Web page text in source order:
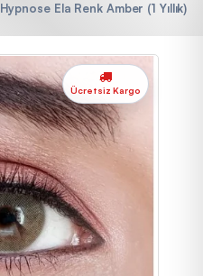
Hypnose Ela Renk Amber (1 Yıllık)
Ücretsiz Kargo